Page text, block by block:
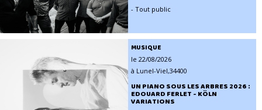
- Tout public
MUSIQUE
le 22/08/2026
à Lunel-Viel,34400
UN PIANO SOUS LES ARBRES 2026 :
EDOUARD FERLET - KÖLN
VARIATIONS